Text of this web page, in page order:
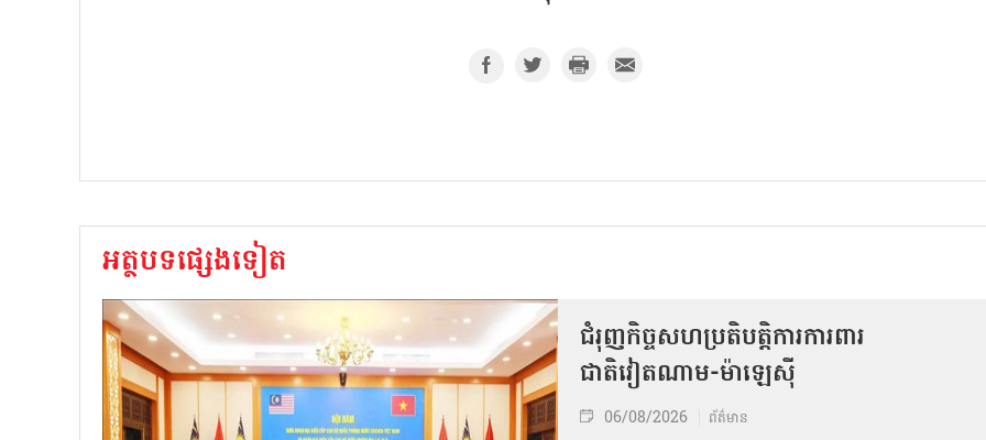
អត្ថបទផ្សេងទៀត
ជំរុញកិច្ចសហប្រតិបត្តិការការពារ
ជាតិវៀតណាម-ម៉ាឡេស៊ី
06/08/2026 ព័ត៌មាន